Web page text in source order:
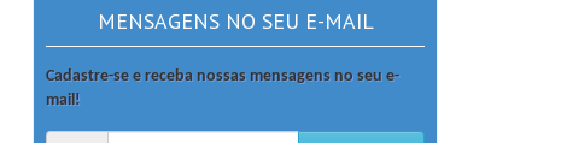
MENSAGENS NO SEU E-MAIL
Cadastre-se e receba nossas mensagens no seu e-
mail!